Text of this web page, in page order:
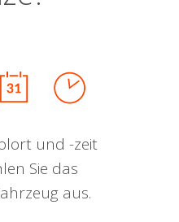
und -zeit
Sie das
aus.